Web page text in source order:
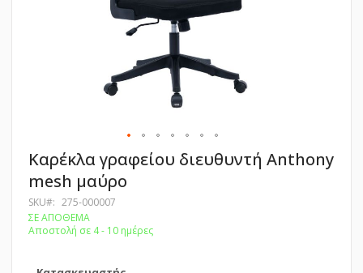
Μετάβαση
στην
αρχή
της
συλλογής
εικόνων
Καρέκλα γραφείου διευθυντή Anthony
mesh μαύρο
SKU
275-000007
ΣΕ ΑΠΟΘΕΜΑ
Αποστολή σε 4 - 10 ημέρες